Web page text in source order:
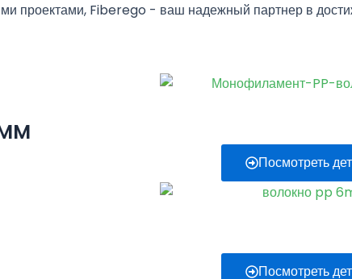
проектами, Fiberego - ваш надежный партнер в
Посмотреть
Посмотреть